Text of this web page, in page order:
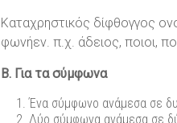
Καταχρηστικός δίφθογγος
φωνήεν. π.χ. άδειος, ποιοι,
B. Για τα σύμφωνα
Ένα σύμφωνο ανάμεσα σε
Δύο σύμφωνα ανάμεσα σε